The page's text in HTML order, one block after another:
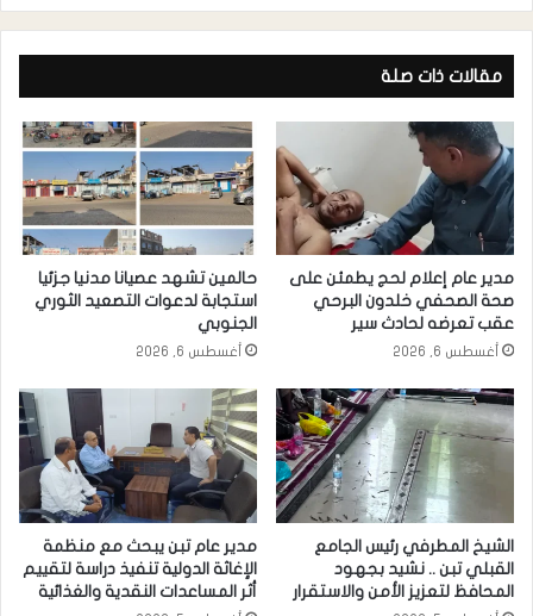
مقالات ذات صلة
مدير عام إعلام لحج يطمئن على
صحة الصحفي خلدون البرحي
عقب تعرضه لحادث سير
أغسطس 6, 2026
حالمين تشهد عصيانا مدنيا جزئيا
استجابة لدعوات التصعيد الثوري
الجنوبي
أغسطس 6, 2026
الشيخ المطرفي رئيس الجامع
القبلي تبن .. نشيد بجهود
المحافظ لتعزيز الأمن والاستقرار
مدير عام تبن يبحث مع منظمة
الإغاثة الدولية تنفيذ دراسة لتقييم
أثر المساعدات النقدية والغذائية